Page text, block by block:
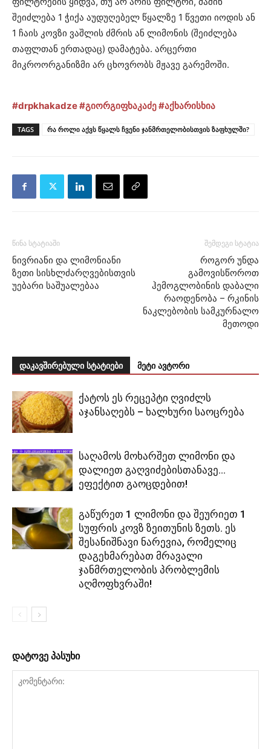
შეიძლება 1 ჭიქა აუდუღებელ წყალზე 1 წვეთი იოდის ან
1 ჩაის კოვზი ვაშლის ძმრის ან ლიმონის (შეიძლება
თაფლთან ერთადაც) დამატება. არცერთი
მიკროორგანიზმი არ ცხოვრობს მჟავე გარემოში.
#drpkhakadze#გიორგიფხაკაძე#აქხარისხია
TAGS რა როლი აქვს წყალს ჩვენი ჯანმრთელობისთვის ზაფხულში?
წინა სტატიაში
ნივრიანი და ლიმონიანი
ზეთი სისხლძარღვებისთვის
უებარი საშუალებაა
შემდეგი სტატია
როგორ უნდა
გამოვისწოროთ
ჰემოგლობინის დაბალი
რაოდენობა – რკინის
ნაკლებობის სამკურნალო
მეთოდი
დაკავშირებული სტატიები მეტი ავტორი
ქატოს ეს რეცეპტი ღვიძლს
აჯანსაღებს – ხალხური საოცრება
საღამოს მოხარშეთ ლიმონი და
დალიეთ გაღვიძებისთანავე…
ეფექტით გაოცდებით!
გაწურეთ 1 ლიმონი და შეურიეთ 1
სუფრის კოვზ ზეითუნის ზეთს. ეს
შესანიშნავი ნარევია, რომელიც
დაგეხმარებათ მრავალი
ჯანმრთელობის პრობლემის
აღმოფხვრაში!
დატოვე პასუხი